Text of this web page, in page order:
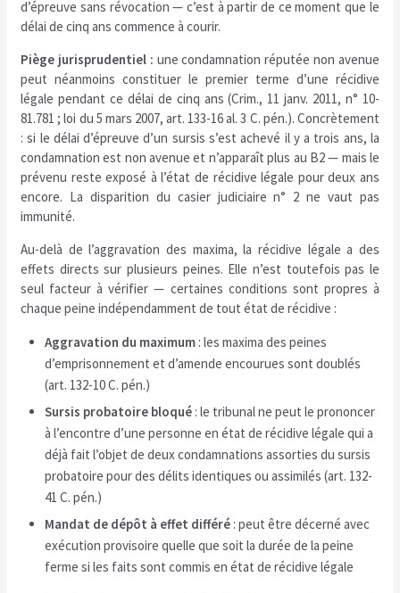
d’épreuve sans révocation — c’est à partir de ce moment que le
délai de cinq ans commence à courir.
Piège jurisprudentiel : une condamnation réputée non avenue
peut néanmoins constituer le premier terme d’une récidive
légale pendant ce délai de cinq ans (Crim., 11 janv. 2011, n° 10-
81.781 ; loi du 5 mars 2007, art. 133-16 al. 3 C. pén.). Concrètement
: si le délai d’épreuve d’un sursis s’est achevé il y a trois ans, la
condamnation est non avenue et n’apparaît plus au B2 — mais le
prévenu reste exposé à l’état de récidive légale pour deux ans
encore. La disparition du casier judiciaire n° 2 ne vaut pas
immunité.
Au-delà de l’aggravation des maxima, la récidive légale a des
effets directs sur plusieurs peines. Elle n’est toutefois pas le
seul facteur à vérifier — certaines conditions sont propres à
chaque peine indépendamment de tout état de récidive :
Aggravation du maximum : les maxima des peines
d’emprisonnement et d’amende encourues sont doublés
(art. 132-10 C. pén.)
Sursis probatoire bloqué : le tribunal ne peut le prononcer
à l’encontre d’une personne en état de récidive légale qui a
déjà fait l’objet de deux condamnations assorties du sursis
probatoire pour des délits identiques ou assimilés (art. 132-
41 C. pén.)
Mandat de dépôt à effet différé : peut être décerné avec
exécution provisoire quelle que soit la durée de la peine
ferme si les faits sont commis en état de récidive légale